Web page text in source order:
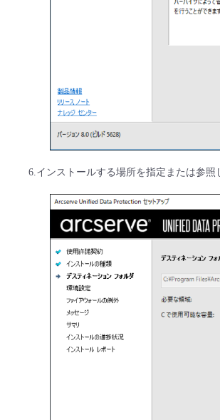
6.インストールする場所を指定または参照